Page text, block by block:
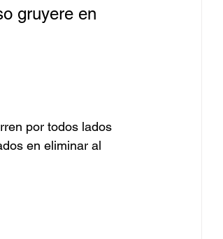
gruyere en
por todos lados
en eliminar al